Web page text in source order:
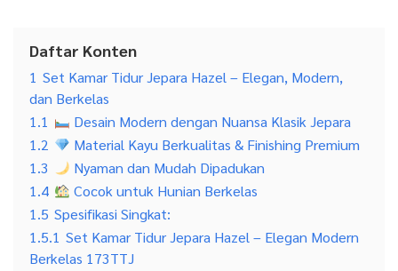
Daftar Konten
1 Set Kamar Tidur Jepara Hazel – Elegan, Modern,
dan Berkelas
1.1
Desain Modern dengan Nuansa Klasik Jepara
1.2
Material Kayu Berkualitas & Finishing Premium
1.3
Nyaman dan Mudah Dipadukan
1.4
Cocok untuk Hunian Berkelas
1.5 Spesifikasi Singkat:
1.5.1 Set Kamar Tidur Jepara Hazel – Elegan Modern
Berkelas 173TTJ